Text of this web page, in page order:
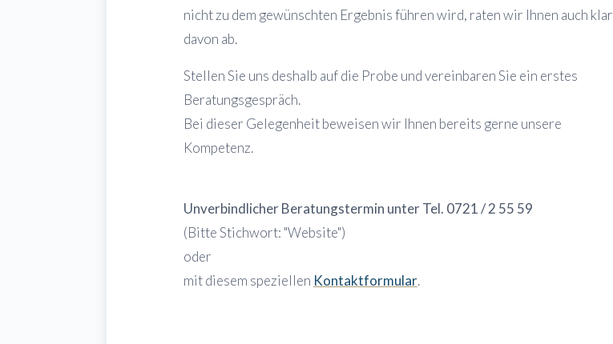
nicht zu dem gewünschten Ergebnis führen wird, raten wir Ihnen auch klar
davon ab.
Stellen Sie uns deshalb auf die Probe und vereinbaren Sie ein erstes
Beratungsgespräch.
Bei dieser Gelegenheit beweisen wir Ihnen bereits gerne unsere
Kompetenz.
Unverbindlicher Beratungstermin unter Tel. 0721 / 2 55 59
(Bitte Stichwort: "Website")
oder
mit diesem speziellen Kontaktformular.